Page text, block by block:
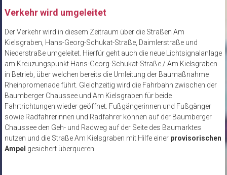
Verkehr wird umgeleitet
Der Verkehr wird in diesem Zeitraum über die Straßen Am
Kielsgraben, Hans-Georg-Schukat-Straße, Daimlerstraße und
Niederstraße umgeleitet. Hierfür geht auch die neue Lichtsignalanlage
am Kreuzungspunkt Hans-Georg-Schukat-Straße / Am Kielsgraben
in Betrieb, über welchen bereits die Umleitung der Baumaßnahme
Rheinpromenade führt. Gleichzeitig wird die Fahrbahn zwischen der
Baumberger Chaussee und Am Kielsgraben für beide
Fahrtrichtungen wieder geöffnet. Fußgängerinnen und Fußgänger
sowie Radfahrerinnen und Radfahrer können auf der Baumberger
Chaussee den Geh- und Radweg auf der Seite des Baumarktes
nutzen und die Straße Am Kielsgraben mit Hilfe einer provisorischen
Ampel gesichert überqueren.